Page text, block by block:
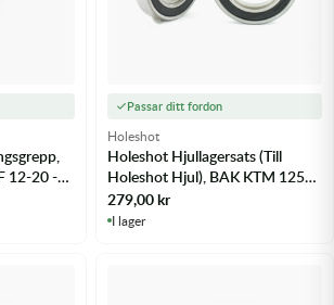
12-20 -
Passar ditt fordon
Holeshot
Holeshot Hjullagersats (Till
Holeshot Hjul), BAK KTM 125
EXC 16 - m.fl.
279,00kr
I lager